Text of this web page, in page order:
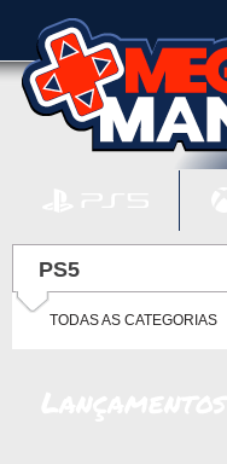
PS5
TODAS AS CATEGORIAS